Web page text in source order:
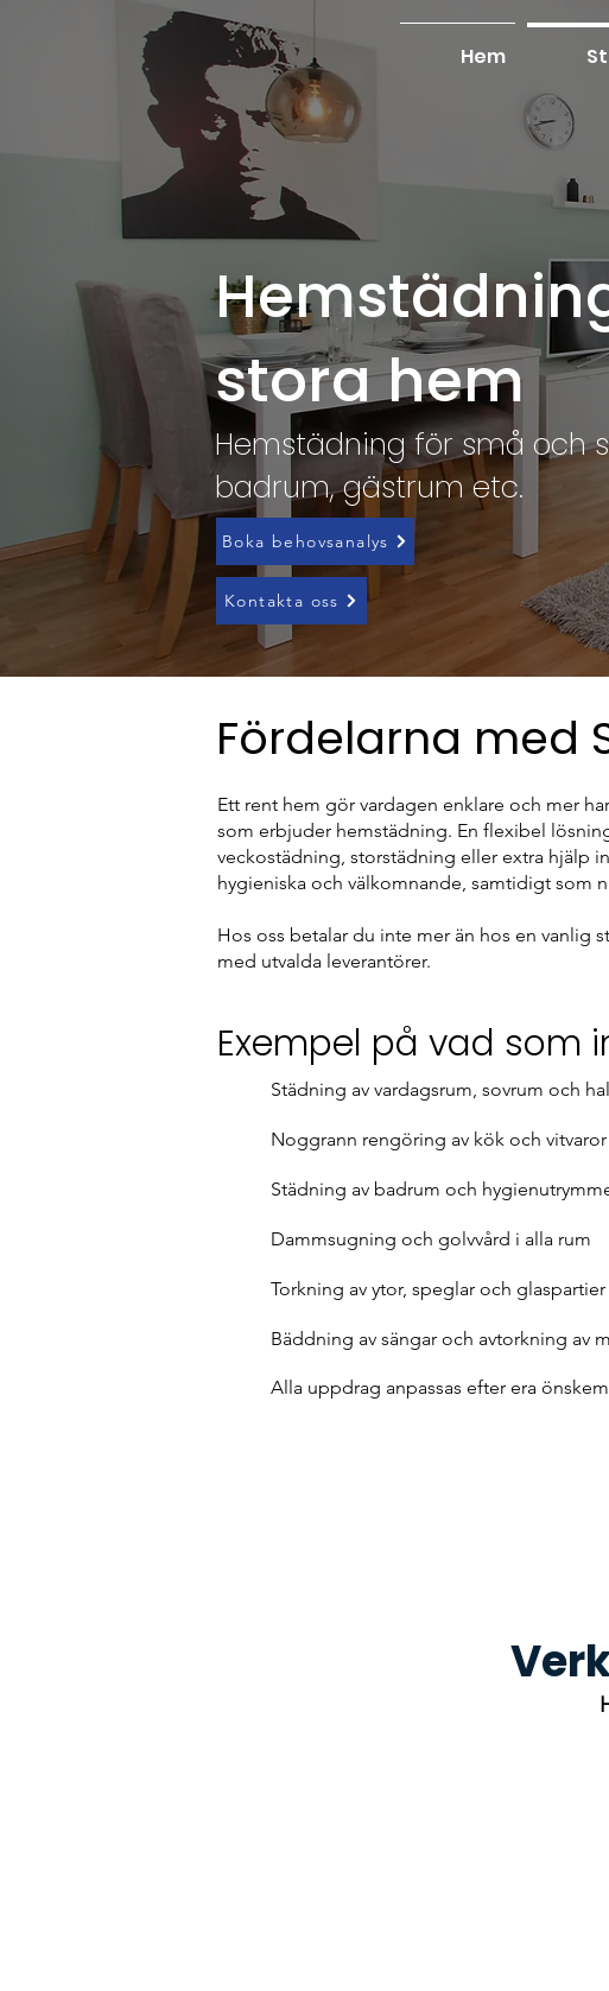
Hem
stora hem
Hemstädning för små och
badrum, gästrum etc.
Boka behovsanalys
Kontakta oss
Fördelarna med
Ett rent hem gör vardagen enklare och mer
som erbjuder hemstädning. En flexibel
veckostädning, storstädning eller extra hjälp
hygieniska och välkomnande, samtidigt som
Hos oss betalar du inte mer än hos en vanlig
med utvalda leverantörer.
Exempel på vad som
Städning av vardagsrum, sovrum och
Noggrann rengöring av kök och vitvaror
Städning av badrum och
Dammsugning och golvvård i alla rum
Torkning av ytor, speglar och glaspartier
Bäddning av sängar och avtorkning av
Alla uppdrag anpassas efter era